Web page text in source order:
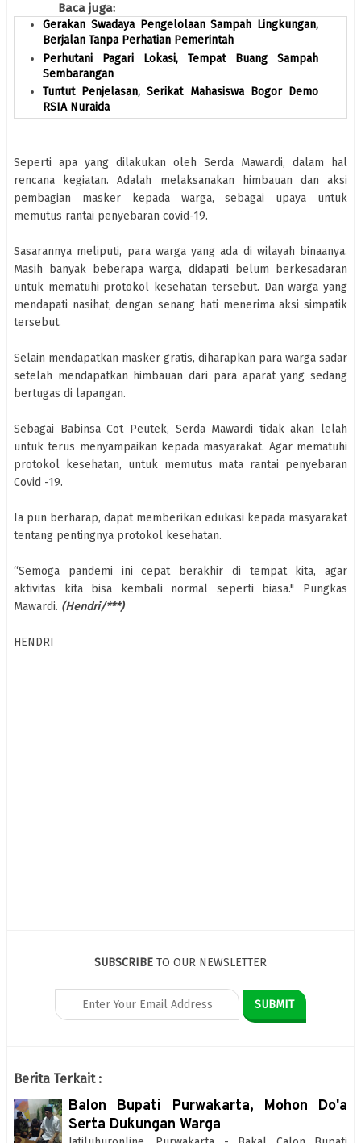
Baca juga:
Gerakan Swadaya Pengelolaan Sampah Lingkungan,
Berjalan Tanpa Perhatian Pemerintah
Perhutani Pagari Lokasi, Tempat Buang Sampah
Sembarangan
Tuntut Penjelasan, Serikat Mahasiswa Bogor Demo
RSIA Nuraida
Seperti apa yang dilakukan oleh Serda Mawardi, dalam hal
rencana kegiatan. Adalah melaksanakan himbauan dan aksi
pembagian masker kepada warga, sebagai upaya untuk
memutus rantai penyebaran covid-19.
Sasarannya meliputi, para warga yang ada di wilayah binaanya.
Masih banyak beberapa warga, didapati belum berkesadaran
untuk mematuhi protokol kesehatan tersebut. Dan warga yang
mendapati nasihat, dengan senang hati menerima aksi simpatik
tersebut.
Selain mendapatkan masker gratis, diharapkan para warga sadar
setelah mendapatkan himbauan dari para aparat yang sedang
bertugas di lapangan.
Sebagai Babinsa Cot Peutek, Serda Mawardi tidak akan lelah
untuk terus menyampaikan kepada masyarakat. Agar mematuhi
protokol kesehatan, untuk memutus mata rantai penyebaran
Covid -19.
Ia pun berharap, dapat memberikan edukasi kepada masyarakat
tentang pentingnya protokol kesehatan.
“Semoga pandemi ini cepat berakhir di tempat kita, agar
aktivitas kita bisa kembali normal seperti biasa." Pungkas
Mawardi. (Hendri/***)
HENDRI
SUBSCRIBE TO OUR NEWSLETTER
Berita Terkait :
Balon Bupati Purwakarta, Mohon Do'a
Serta Dukungan Warga